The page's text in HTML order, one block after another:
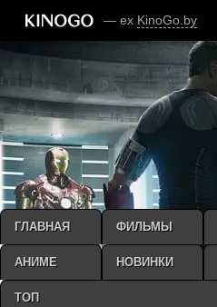
— ex KinoGo.by
ГЛАВНАЯ ФИЛЬМЫ
АНИМЕ НОВИНКИ
ТОП